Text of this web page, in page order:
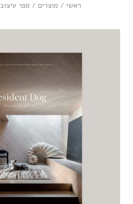
ראשי / מוצרים / ספר עיצוב Resident dog